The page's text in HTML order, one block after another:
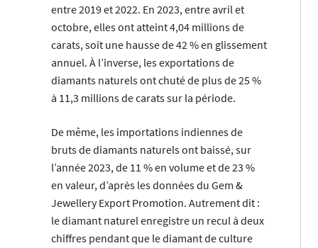
entre 2019 et 2022. En 2023, entre avril et
octobre, elles ont atteint 4,04 millions de
carats, soit une hausse de 42 % en glissement
annuel. À l’inverse, les exportations de
diamants naturels ont chuté de plus de 25 %
à 11,3 millions de carats sur la période.
De même, les importations indiennes de
bruts de diamants naturels ont baissé, sur
l’année 2023, de 11 % en volume et de 23 %
en valeur, d’après les données du Gem &
Jewellery Export Promotion. Autrement dit :
le diamant naturel enregistre un recul à deux
chiffres pendant que le diamant de culture